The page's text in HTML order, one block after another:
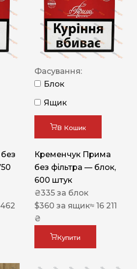
Фасування:
Блок
Ящик
В Кошик
Кременчук Прима
без фільтра — блок,
600 штук
₴335 за блок
$360 за ящик≈ 16 211
₴
Купити